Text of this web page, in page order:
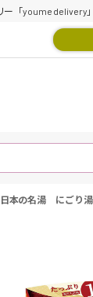
「youme delivery」
日本の名湯 にごり